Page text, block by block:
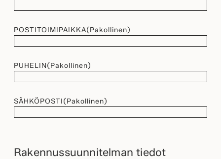
POSTITOIMIPAIKKA(Pakollinen)
PUHELIN(Pakollinen)
SÄHKÖPOSTI(Pakollinen)
Rakennussuunnitelman tiedot